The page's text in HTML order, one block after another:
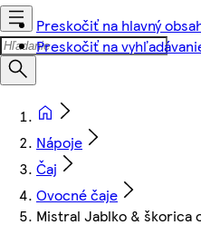
Preskočiť na hlavný
Preskočiť na
Nápoje
Čaj
Ovocné čaje
Mistral Jablko & škorica